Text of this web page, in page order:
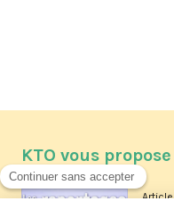
KTO vous propose
Article